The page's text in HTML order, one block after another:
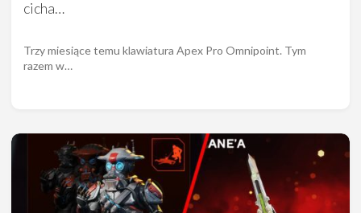
cicha…
Trzy miesiące temu klawiatura Apex Pro Omnipoint. Tym
razem w…